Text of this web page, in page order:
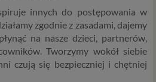
innych do postępowania w
zgodnie z zasadami, dajemy
na nasze dzieci, partnerów,
Tworzymy wokół siebie
czują się bezpieczniej i chętniej